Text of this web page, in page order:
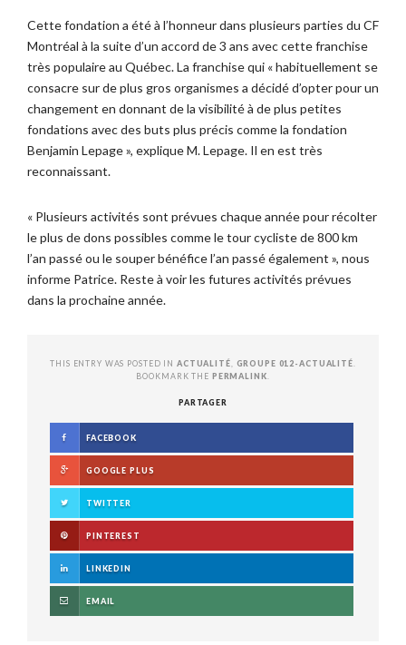
Cette fondation a été à l’honneur dans plusieurs parties du CF
Montréal à la suite d’un accord de 3 ans avec cette franchise
très populaire au Québec. La franchise qui « habituellement se
consacre sur de plus gros organismes a décidé d’opter pour un
changement en donnant de la visibilité à de plus petites
fondations avec des buts plus précis comme la fondation
Benjamin Lepage », explique M. Lepage. Il en est très
reconnaissant.
« Plusieurs activités sont prévues chaque année pour récolter
le plus de dons possibles comme le tour cycliste de 800 km
l’an passé ou le souper bénéfice l’an passé également », nous
informe Patrice. Reste à voir les futures activités prévues
dans la prochaine année.
THIS ENTRY WAS POSTED IN ACTUALITÉ GROUPE 012-ACTUALITÉ
BOOKMARK THE PERMALINK
PARTAGER
FACEBOOK
GOOGLE PLUS
TWITTER
PINTEREST
LINKEDIN
EMAIL